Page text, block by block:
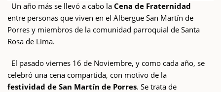
Un año más se llevó a cabo la Cena de Fraternidad
entre personas que viven en el Albergue San Martín de
Porres y miembros de la comunidad parroquial de Santa
Rosa de Lima.
El pasado viernes 16 de Noviembre, y como cada año, se
celebró una cena compartida, con motivo de la
festividad de San Martín de Porres. Se trata de